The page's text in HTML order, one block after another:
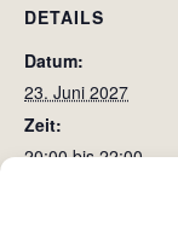
DETAILS
Datum:
23. Juni 2027
Zeit:
20:00 bis 22:00